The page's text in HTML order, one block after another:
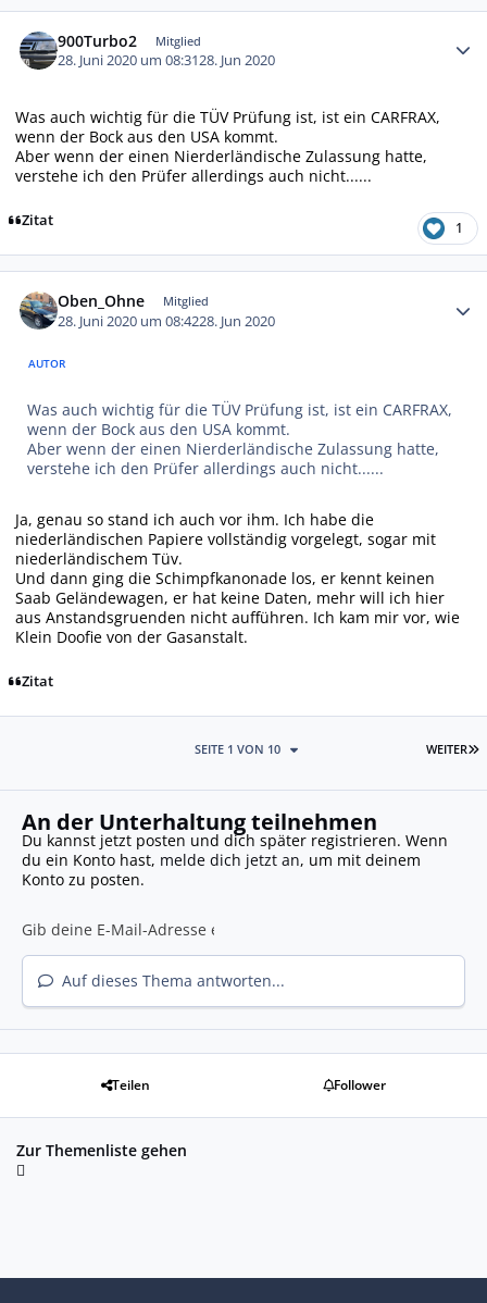
900Turbo2 Mitglied
28. Juni 2020 um 08:3128. Jun 2020
Was auch wichtig für die TÜV Prüfung ist, ist ein CARFRAX,
wenn der Bock aus den USA kommt.
Aber wenn der einen Nierderländische Zulassung hatte,
verstehe ich den Prüfer allerdings auch nicht......
Zitat 1
Oben_Ohne Mitglied
28. Juni 2020 um 08:4228. Jun 2020
AUTOR
Was auch wichtig für die TÜV Prüfung ist, ist ein CARFRAX,
wenn der Bock aus den USA kommt.
Aber wenn der einen Nierderländische Zulassung hatte,
verstehe ich den Prüfer allerdings auch nicht......
Ja, genau so stand ich auch vor ihm. Ich habe die
niederländischen Papiere vollständig vorgelegt, sogar mit
niederländischem Tüv.
Und dann ging die Schimpfkanonade los, er kennt keinen
Saab Geländewagen, er hat keine Daten, mehr will ich hier
aus Anstandsgruenden nicht aufführen. Ich kam mir vor, wie
Klein Doofie von der Gasanstalt.
Zitat
WEITER
SEITE 1 VON 10
An der Unterhaltung teilnehmen
Du kannst jetzt posten und dich später registrieren. Wenn
du ein Konto hast, melde dich jetzt an, um mit deinem
Konto zu posten.
Auf dieses Thema antworten...
Teilen Follower
Zur Themenliste gehen